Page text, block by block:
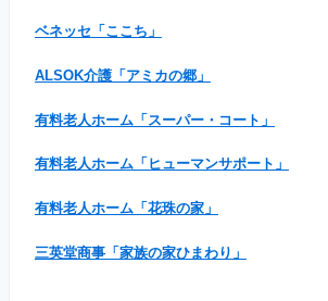
ベネッセ「ここち」
ALSOK介護「アミカの郷」
有料老人ホーム「スーパー・コート」
有料老人ホーム「ヒューマンサポート」
有料老人ホーム「花珠の家」
三英堂商事「家族の家ひまわり」